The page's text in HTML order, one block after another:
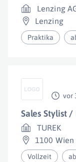
Lenzing
Lenzing
Praktika
vor
Sales Stylist
TUREK
1100 Wien
Vollzeit